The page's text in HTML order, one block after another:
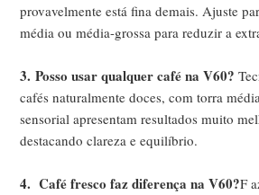
provavelmente está fina demais. Ajuste
média ou média-grossa para reduzir a
3.Posso usar qualquer café na V60?
cafés naturalmente doces, com torra
sensorial apresentam resultados muito
destacando clareza e equilíbrio.
4. Café fresco faz diferença na V60?F